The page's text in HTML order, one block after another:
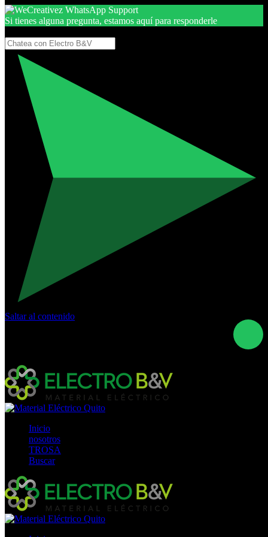
Si tienes alguna pregunta, estamos aquí para responderle
Saltar al contenido
Inicio
nosotros
TROSA
Buscar